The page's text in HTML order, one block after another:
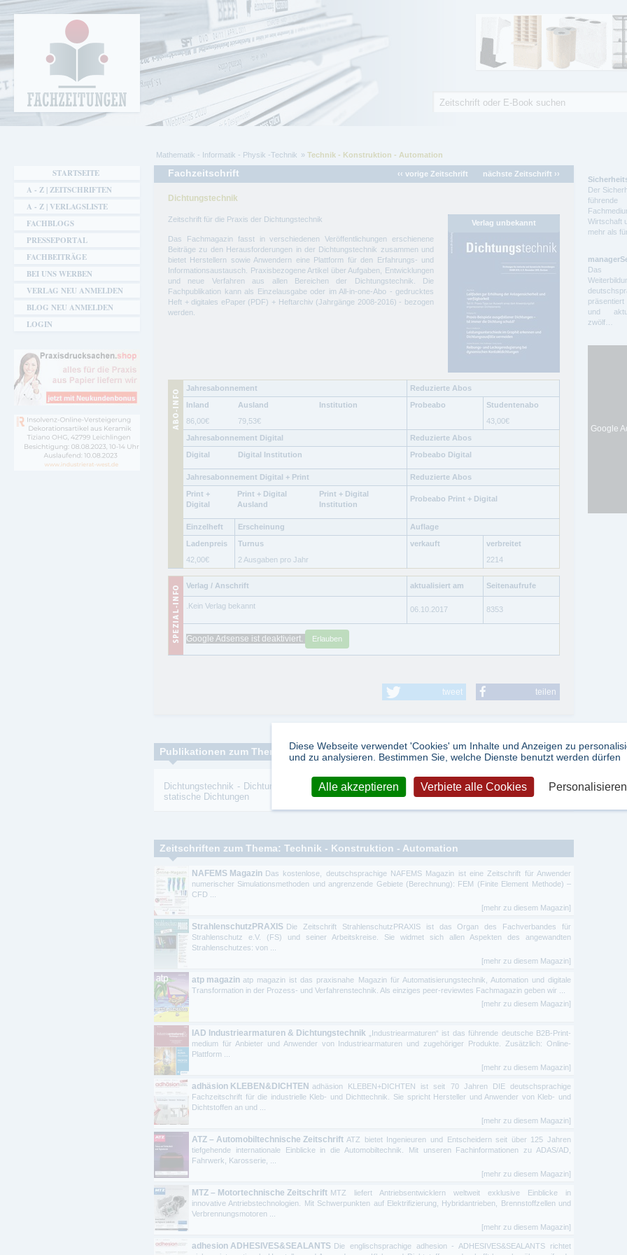
Fachzeitungen.de - Das unabhängige Portal
für Fachmagazine Fachpublikationen &
eBooks
Sie sind hier
Mathematik - Informatik - Physik -Technik Technik - Konstruktion - Automation
Fachzeitschrift ‹‹ vorige Zeitschrift nächste Zeitschrift ››
Dichtungstechnik
Zeitschrift für die Praxis der Dichtungstechnik
Das Fachmagazin fasst in verschiedenen Veröffentlichungen erschienene
Beiträge zu den Herausforderungen in der Dichtungstechnik zusammen und
bietet Herstellern sowie Anwendern eine Plattform für den Erfahrungs- und
Informationsaustausch. Praxisbezogene Artikel über Aufgaben, Entwicklungen
und neue Verfahren aus allen Bereichen der Dichtungstechnik. Die
Fachpublikation kann als Einzelausgabe oder im All-in-one-Abo - gedrucktes
Heft + digitales ePaper (PDF) + Heftarchiv (Jahrgänge 2008-2016) - bezogen
werden.
Jahresabonnement
Reduzierte Abos
Inland
Ausland Institution Probeabo
Studentenabo
86,00€ 79,53€ 43,00€
Jahresabonnement Digital
Reduzierte Abos
Digital
Digital Institution Probeabo Digital
Jahresabonnement Digital + Print
Reduzierte Abos
Print +
Digital
Print + Digital
Ausland
Print + Digital
Institution
Probeabo Print + Digital
Einzelheft Erscheinung
Auflage
Ladenpreis
Turnus verkauft
verbreitet
42,00€ 2 Ausgaben pro Jahr 2214
Verlag / Anschrift aktualisiert am Seitenaufrufe
.Kein Verlag bekannt 06.10.2017 8353
Google Adsense ist deaktiviert. Erlauben
tweet teilen
Publikationen zum Thema:
Dichtungstechnik - Dichtungen Gleitringdichtungen-Radialwellendichtringe-Stangendichtungen-
statische Dichtungen
Zeitschriften zum Thema: Technik - Konstruktion - Automation
NAFEMS Magazin Das kostenlose, deutschsprachige NAFEMS Magazin ist eine Zeitschrift für Anwender
numerischer Simulationsmethoden und angrenzende Gebiete (Berechnung): FEM (Finite Element Methode) –
CFD ...
[mehr zu diesem Magazin]
StrahlenschutzPRAXIS Die Zeitschrift StrahlenschutzPRAXIS ist das Organ des Fachverbandes für
Strahlenschutz e.V. (FS) und seiner Arbeitskreise. Sie widmet sich allen Aspekten des angewandten
Strahlenschutzes: von ...
[mehr zu diesem Magazin]
atp magazin atp magazin ist das praxisnahe Magazin für Automatisierungstechnik, Automation und digitale
Transformation in der Prozess- und Verfahrenstechnik. Als einziges peer-reviewtes Fachmagazin geben wir ...
[mehr zu diesem Magazin]
IAD Industriearmaturen & Dichtungstechnik
„Industriearmaturen“ ist das führende deutsche B2B-Print-
medium für Anbieter und Anwender von Industriearmaturen und zugehöriger Produkte. Zusätzlich: Online-
Plattform ...
[mehr zu diesem Magazin]
adhäsion KLEBEN&DICHTEN adhäsion KLEBEN+DICHTEN ist seit 70 Jahren DIE deutschsprachige
Fachzeitschrift für die industrielle Kleb- und Dichttechnik. Sie spricht Hersteller und Anwender von Kleb- und
Dichtstoffen an und ...
[mehr zu diesem Magazin]
ATZ – Automobiltechnische Zeitschrift ATZ bietet Ingenieuren und Entscheidern seit über 125 Jahren
tiefgehende internationale Einblicke in die Automobiltechnik. Mit unseren Fachinformationen zu ADAS/AD,
Fahrwerk, Karosserie, ...
[mehr zu diesem Magazin]
MTZ – Motortechnische Zeitschrift MTZ liefert Antriebsentwicklern weltweit exklusive Einblicke in
innovative Antriebstechnologien. Mit Schwerpunkten auf Elektrifizierung, Hybridantrieben, Brennstoffzellen und
Verbrennungsmotoren ...
[mehr zu diesem Magazin]
adhesion ADHESIVES&SEALANTS Die englischsprachige adhesion - ADHESIVES&SEALANTS richtet
STARTSEITE
A - Z | ZEITSCHRIFTEN
A - Z | VERLAGSLISTE
FACHBLOGS
PRESSEPORTAL
FACHBEITRÄGE
BEI UNS WERBEN
VERLAG NEU ANMELDEN
BLOG NEU ANMELDEN
LOGIN
Der
führende
Wirtschaft
mehr als
Das
und
zwölf…
Google
Diese Webseite verwendet 'Cookies' um Inhalte und Anzeigen zu
und zu analysieren. Bestimmen Sie, welche Dienste benutzt werden dürfen
Alle akzeptieren Verbiete alle Cookies Personalisieren